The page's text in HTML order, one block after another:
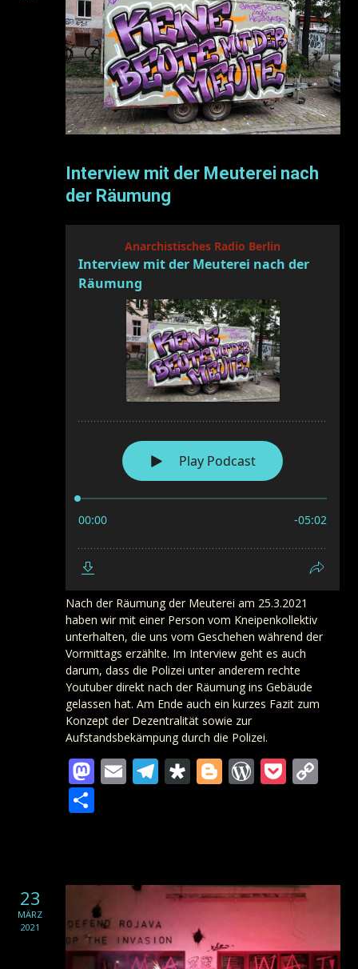
Interview mit der Meuterei nach
der Räumung
Nach der Räumung der Meuterei am 25.3.2021
haben wir mit einer Person vom Kneipenkollektiv
unterhalten, die uns vom Geschehen während der
Vormittags erzählte. Im Interview geht es auch
darum, dass die Polizei unter anderem rechte
Youtuber direkt nach der Räumung ins Gebäude
gelassen hat. Am Ende auch ein kurzes Fazit zum
Konzept der Dezentralität sowie zur
Aufstandsbekämpung durch die Polizei.
Mastodon
EmailTelegram
Diaspora
Blogger
23
MÄRZ
2021